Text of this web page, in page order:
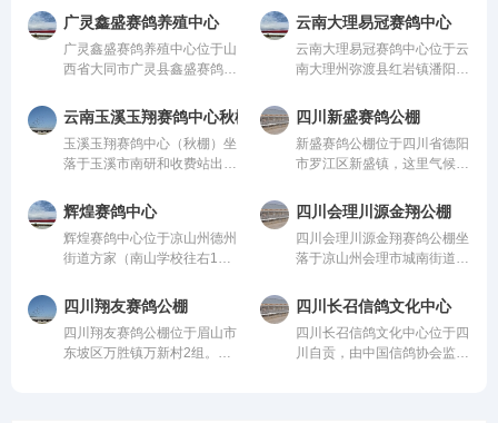
广灵鑫盛赛鸽养殖中心
广灵鑫盛赛鸽养殖中心位于山
西省大同市广灵县鑫盛赛鸽养
管。该公棚以国际、国内先
进、科学合理的设计方案进行
建设，采用一体化钢架结构，
公棚长200米，宽28米，高15
从配件设施到饲养团队，均达
到业内领先水平，为广大鸽友
创造一个心神向往的赛鸽净
地。
云南大理易冠赛鸽中心
云南大理易冠赛鸽中心位于云
南大理州弥渡县红岩镇潘阳
公棚以国际、国内先进、科学
合理的设计方案进行建设，采
用一体化钢架结构，公棚长
200米，宽28米，高15米，可
设施到饲养团队，均达到业内
领先水平，为广大鸽友创造一
个心神向往的赛鸽净地。
云南玉溪玉翔赛鸽中心秋棚
玉溪玉翔赛鸽中心（秋棚）坐
落于玉溪市南研和收费站出口
内，总占地面积36000平方，
鸽棚总长168米，高19.8米，
宽26米；晒棚宽6米，赛鸽用
餐区宽8米，赛鸽休息区39
纳赛鸽24000羽，园区规模位
列云南省前列。
四川新盛赛鸽公棚
新盛赛鸽公棚位于四川省德阳
市罗江区新盛镇，这里气候温
赛环境，是专为广大鸽友打造
的专业赛鸽竞技平台。公棚总
占地面积70余亩，主棚长218
米、宽28米，可容纳赛鸽2.5
喂食区和赛飞活动区等。
辉煌赛鸽中心
辉煌赛鸽中心位于凉山州德州
街道方家（南山学校往右1公
管。该公棚以国际、国内先
进、科学合理的设计方案进行
建设，采用一体化钢架结构，
公棚长200米，宽28米，高15
四川会理川源金翔公棚
四川会理川源金翔赛鸽公棚坐
落于凉山州会理市城南街道五
然氧吧，距城区仅4公里，
108国道直达，交通便捷。公
棚周边无高压线遮挡，视野开
阔、生态优越，是赛鸽饲养、
四川翔友赛鸽公棚
四川翔友赛鸽公棚位于眉山市
东坡区万胜镇万新村2组。气
四川长召信鸽文化中心
四川长召信鸽文化中心位于四
川自贡，由中国信鸽协会监